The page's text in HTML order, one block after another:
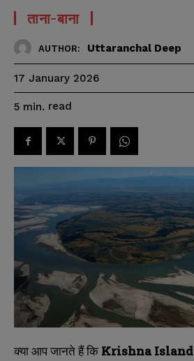
ताना-बाना
AUTHOR: Uttaranchal Deep
17 January 2026
5 min. read
क्या आप जानते हैं कि Krishna Island